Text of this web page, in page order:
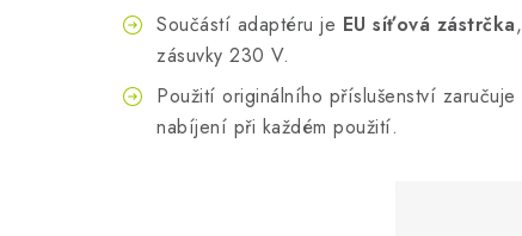
Součástí adaptéru je EU síťová zástrčka
zásuvky 230 V.
Použití originálního příslušenství
nabíjení při každém použití.